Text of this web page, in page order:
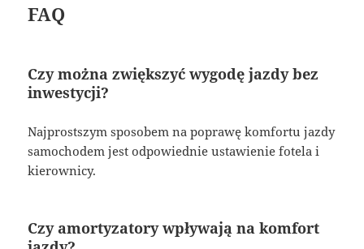
FAQ
Czy można zwiększyć wygodę jazdy bez
inwestycji?
Najprostszym sposobem na poprawę komfortu jazdy
samochodem jest odpowiednie ustawienie fotela i
kierownicy.
Czy amortyzatory wpływają na komfort